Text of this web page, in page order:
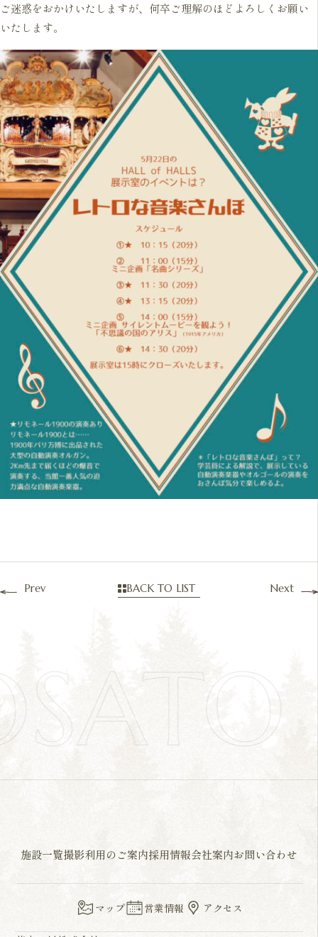
ご迷惑をおかけいたしますが、何卒ご理解のほどよろしくお願い
いたします。
Prev Next
BACK TO LIST
施設一覧撮影利用のご案内採用情報会社案内お問い合わせ
マップ 営業情報 アクセス